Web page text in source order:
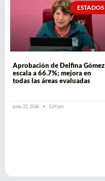
ESTADOS
Aprobación de Delfina Gómez
escala a 66.7%; mejora en
todas las áreas evaluadas
junio 22, 2026 5:24 pm